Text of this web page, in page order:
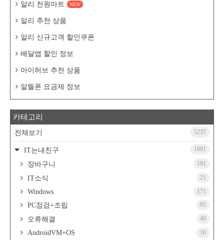
알리 천원마트 NEW
알리 추천 상품
알리 신규고객 할인쿠폰
배달앱 할인 정보
아이허브 추천 상품
알뜰폰 요금제 정보
카테고리
전체보기 5237
IT는내친구 1601
장바구니 181
IT소식 21
Windows 171
PC점검+조립 85
오류해결 40
AndroidVM+OS 16